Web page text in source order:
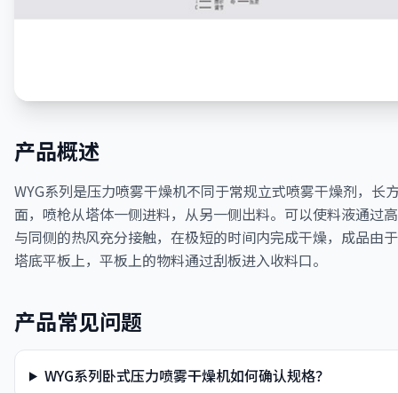
产品概述
WYG系列是压力喷雾干燥机不同于常规立式喷雾干燥剂，长
面，喷枪从塔体一侧进料，从另一侧出料。可以使料液通过
与同侧的热风充分接触，在极短的时间内完成干燥，成品由
塔底平板上，平板上的物料通过刮板进入收料口。
产品常见问题
WYG系列卧式压力喷雾干燥机如何确认规格？